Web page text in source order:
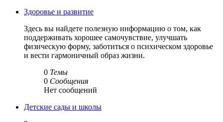
Здоровье и развитие
Здесь вы найдете полезную информацию о том, как
поддерживать хорошее самочувствие, улучшать
физическую форму, заботиться о психическом здоровье
и вести гармоничный образ жизни.
0 Темы
0 Сообщения
Нет сообщений
Детские сады и школы